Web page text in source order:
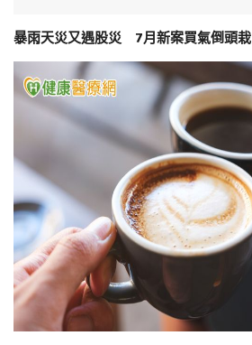
暴雨天災又遇股災 7月新案買氣倒頭栽